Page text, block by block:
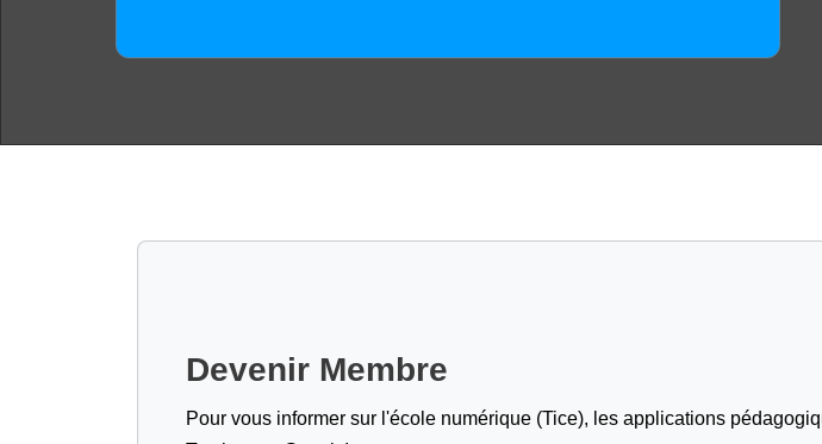
Devenir Membre
Pour vous informer sur l'école numérique (Tice), les applications